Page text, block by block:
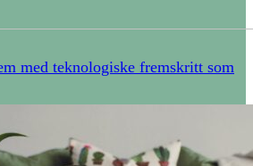
med teknologiske fremskritt som